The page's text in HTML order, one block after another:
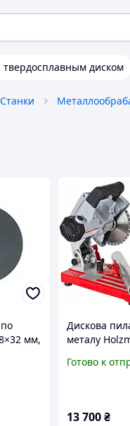
диском
Станки
мм,
Дискова
металу
Готово к
13 700₴